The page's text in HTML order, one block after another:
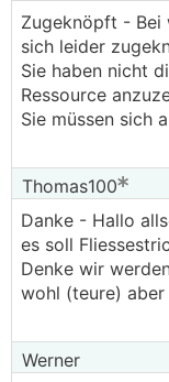
Zugeknöpft -
sich leider
Sie haben nicht
Ressource
Sie müssen sich
Thomas100
Danke - Hallo
es soll
Denke wir
wohl (teure)
Werner